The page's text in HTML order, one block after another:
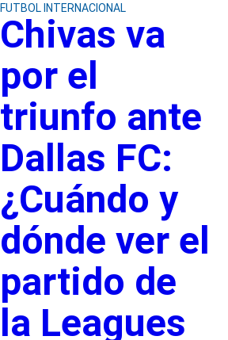
FUTBOL INTERNACIONAL
Chivas va
por el
triunfo ante
Dallas FC:
¿Cuándo y
dónde ver el
partido de
la Leagues